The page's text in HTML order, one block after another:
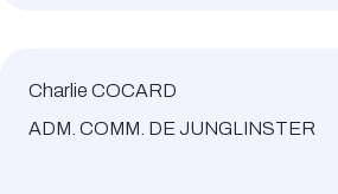
Charlie COCARD
ADM. COMM. DE JUNGLINSTER